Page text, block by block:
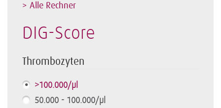
> Alle Rechner
DIG-Score
Thrombozyten
>100.000/µl
50.000 - 100.000/µl